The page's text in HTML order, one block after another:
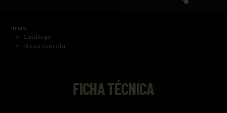
Inicio
Catálogo
Mesa consola
FICHA TÉCNICA